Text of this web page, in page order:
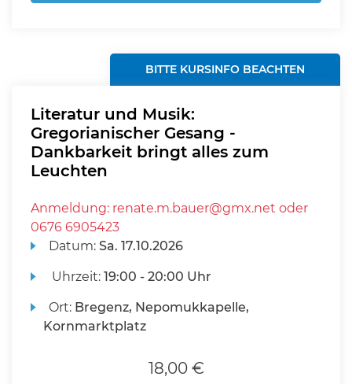
BITTE KURSINFO BEACHTEN
Literatur und Musik:
Gregorianischer Gesang -
Dankbarkeit bringt alles zum
Leuchten
Anmeldung: renate.m.bauer@gmx.net oder
0676 6905423
Datum:Sa. 17.10.2026
Uhrzeit:19:00 - 20:00 Uhr
Ort: Bregenz, Nepomukkapelle,
Kornmarktplatz
18,00 €